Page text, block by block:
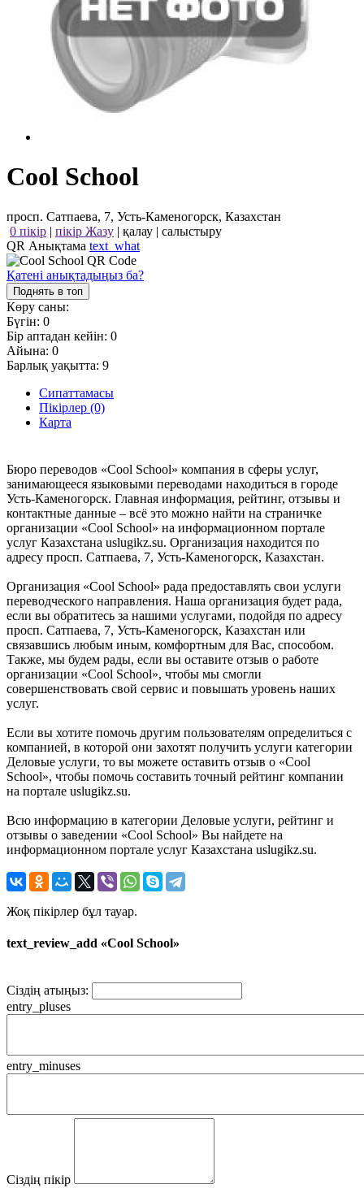
Cool School
просп. Сатпаева, 7, Усть-Каменогорск, Казахстан
0 пікір | пікір Жазу | қалау | салыстыру
QR Анықтама text_what
Қатені анықтадыңыз ба?
Поднять в топ
Көру саны:
Бүгін: 0
Бір аптадан кейін: 0
Айына: 0
Барлық уақытта: 9
Сипаттамасы
Пікірлер (0)
Карта
Бюро переводов «Cool School» компания в сферы услуг,
занимающееся языковыми переводами находиться в городе
Усть-Каменогорск. Главная информация, рейтинг, отзывы и
контактные данные – всё это можно найти на страничке
организации «Cool School» на информационном портале
услуг Казахстана uslugikz.su. Организация находится по
адресу просп. Сатпаева, 7, Усть-Каменогорск, Казахстан.
Организация «Cool School» рада предоставлять свои услуги
переводческого направления. Наша организация будет рада,
если вы обратитесь за нашими услугами, подойдя по адресу
просп. Сатпаева, 7, Усть-Каменогорск, Казахстан или
связавшись любым иным, комфортным для Вас, способом.
Также, мы будем рады, если вы оставите отзыв о работе
организации «Cool School», чтобы мы смогли
совершенствовать свой сервис и повышать уровень наших
услуг.
Если вы хотите помочь другим пользователям определиться с
компанией, в которой они захотят получить услуги категории
Деловые услуги, то вы можете оставить отзыв о «Cool
School», чтобы помочь составить точный рейтинг компании
на портале uslugikz.su.
Всю информацию в категории Деловые услуги, рейтинг и
отзывы о заведении «Cool School» Вы найдете на
информационном портале услуг Казахстана uslugikz.su.
Жоқ пікірлер бұл тауар.
text_review_add «Cool School»
Сіздің атыңыз:
entry_pluses
entry_minuses
Сіздің пікір